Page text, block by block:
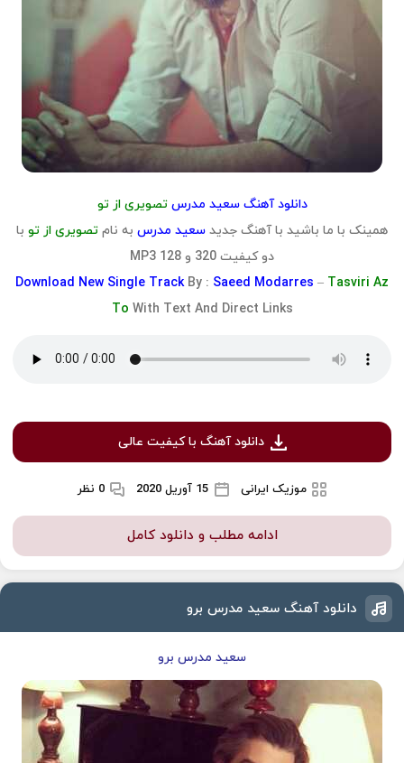
دانلود آهنگ سعید مدرس تصویری از تو
همینک با ما باشید با آهنگ جدید سعید مدرس به نام تصویری از تو با
دو کیفیت 320 و 128 MP3
Download New Single Track By : Saeed Modarres – Tasviri Az
To With Text And Direct Links
دانلود آهنگ با کیفیت عالی
موزیک ایرانی 15 آوریل 2020 0 نظر
ادامه مطلب و دانلود کامل
دانلود آهنگ سعید مدرس برو
سعید مدرس برو